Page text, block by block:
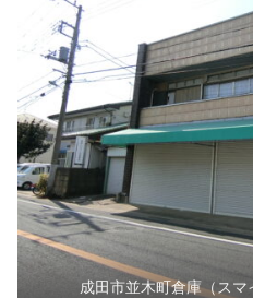
成田市並木町倉庫（スマ